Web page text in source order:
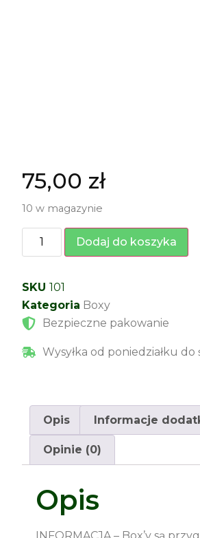
75,00 zł
10 w magazynie
Dodaj do koszyka
SKU 101
Kategoria Boxy
Bezpieczne pakowanie
Wysyłka od poniedziałku do
Opis Informacje
Opinie (0)
Opis